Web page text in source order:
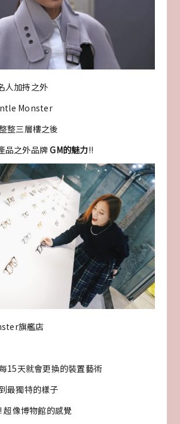
人加持之外
Monster
整三層樓之後
品之外品牌GM的魅力!!
旗艦店
15天就會更換的裝置藝術
最獨特的樣子
超像博物館的感覺